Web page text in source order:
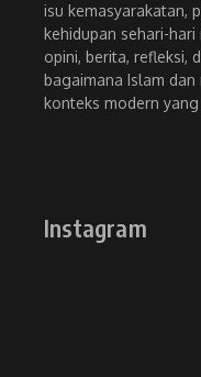
isu kemasyarakatan,
kehidupan sehari-
opini, berita, refleksi,
bagaimana Islam
konteks modern
Instagram